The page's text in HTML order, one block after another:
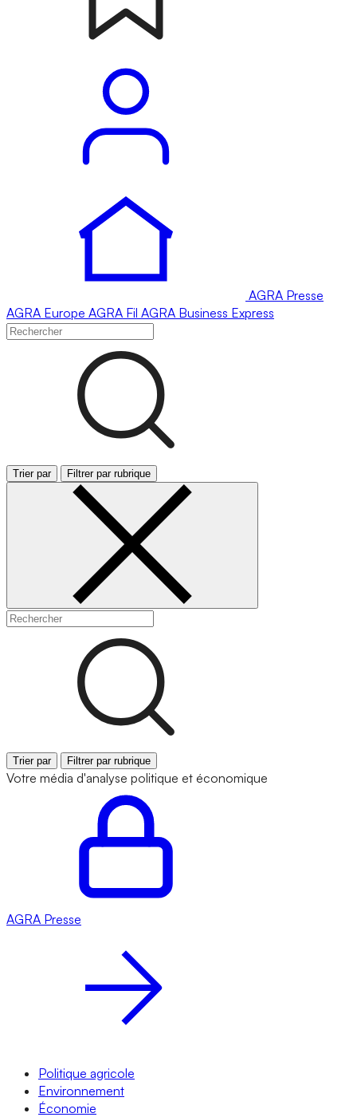
AGRA Presse
AGRA Europe AGRA Fil AGRA Business Express
Trier par Filtrer par rubrique
Trier par Filtrer par rubrique
Votre média d'analyse politique et économique
AGRA Presse
Politique agricole
Environnement
Économie